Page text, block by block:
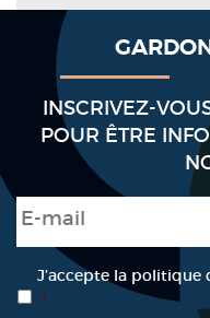
INSCRIVEZ-
POUR ÊTRE
E-mail
RGPD *
J’accepte la
*